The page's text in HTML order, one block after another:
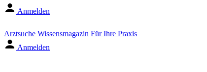
Anmelden
Arztsuche Wissensmagazin Für Ihre Praxis
Anmelden